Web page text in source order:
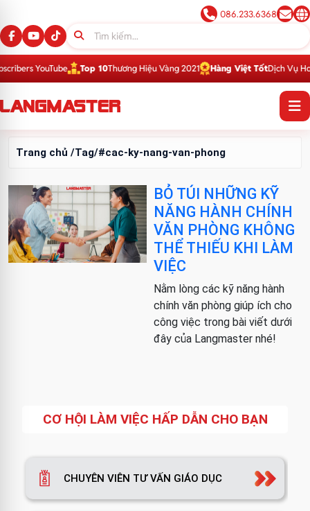
086.233.6368
YouTube Top 10Thương Hiệu Vàng 2021 Hàng Việt TốtDịch Vụ Hoàn
Trang chủ /Tag/#cac-ky-nang-van-phong
BỎ TÚI NHỮNG KỸ
NĂNG HÀNH CHÍNH
VĂN PHÒNG KHÔNG
THỂ THIẾU KHI LÀM
VIỆC
Nằm lòng các kỹ năng hành
chính văn phòng giúp ích cho
công việc trong bài viết dưới
đây của Langmaster nhé!
CƠ HỘI LÀM VIỆC HẤP DẪN CHO BẠN
CHUYÊN VIÊN TƯ VẤN GIÁO DỤC